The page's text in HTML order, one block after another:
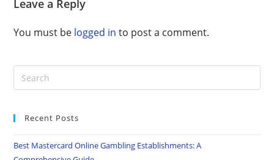
Leave a Reply
You must be logged in to post a comment.
Recent Posts
Best Mastercard Online Gambling Establishments: A